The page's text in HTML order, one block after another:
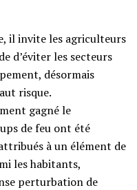
il invite les agriculteurs
d’éviter les secteurs
désormais
risque.
gagné le
de feu ont été
à un élément de
les habitants,
perturbation de